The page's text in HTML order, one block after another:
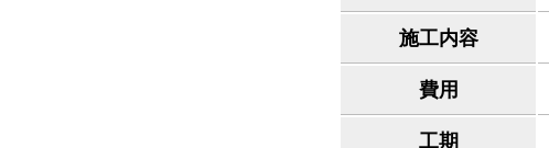
施工内容
費用
工期